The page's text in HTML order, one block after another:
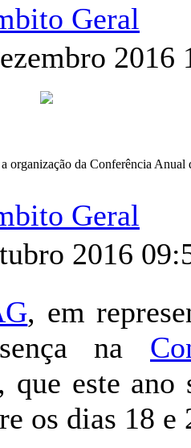
Geral
2016
da Conferência
Geral
2016
, em
na
, que este
os dias 18 e